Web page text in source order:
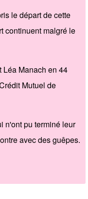
le départ de cette
continuent malgré le
Léa Manach en 44
Mutuel de
n'ont pu terminé leur
avec des guêpes.